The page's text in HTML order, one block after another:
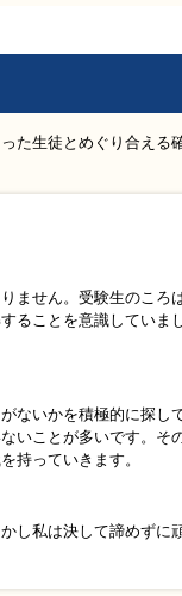
た生徒とめぐり合える
ません。受験生のころ
ることを意識していま
ないかを積極的に探し
いことが多いです。そ
持っていきます。
し私は決して諦めずに